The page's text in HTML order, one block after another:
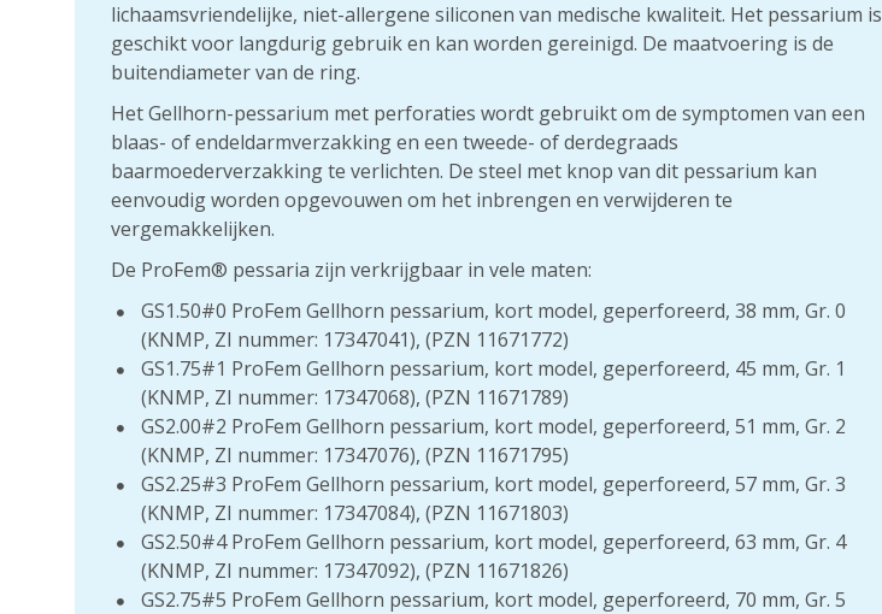
lichaamsvriendelijke, niet-allergene siliconen van medische kwaliteit. Het pessarium is
geschikt voor langdurig gebruik en kan worden gereinigd. De maatvoering is de
buitendiameter van de ring.
Het Gellhorn-pessarium met perforaties wordt gebruikt om de symptomen van een
blaas- of endeldarmverzakking en een tweede- of derdegraads
baarmoederverzakking te verlichten. De steel met knop van dit pessarium kan
eenvoudig worden opgevouwen om het inbrengen en verwijderen te
vergemakkelijken.
De ProFem® pessaria zijn verkrijgbaar in vele maten:
GS1.50#0 ProFem Gellhorn pessarium, kort model, geperforeerd, 38 mm, Gr. 0
(KNMP, ZI nummer: 17347041), (PZN 11671772)
GS1.75#1 ProFem Gellhorn pessarium, kort model, geperforeerd, 45 mm, Gr. 1
(KNMP, ZI nummer: 17347068), (PZN 11671789)
GS2.00#2 ProFem Gellhorn pessarium, kort model, geperforeerd, 51 mm, Gr. 2
(KNMP, ZI nummer: 17347076), (PZN 11671795)
GS2.25#3 ProFem Gellhorn pessarium, kort model, geperforeerd, 57 mm, Gr. 3
(KNMP, ZI nummer: 17347084), (PZN 11671803)
GS2.50#4 ProFem Gellhorn pessarium, kort model, geperforeerd, 63 mm, Gr. 4
(KNMP, ZI nummer: 17347092), (PZN 11671826)
GS2.75#5 ProFem Gellhorn pessarium, kort model, geperforeerd, 70 mm, Gr. 5